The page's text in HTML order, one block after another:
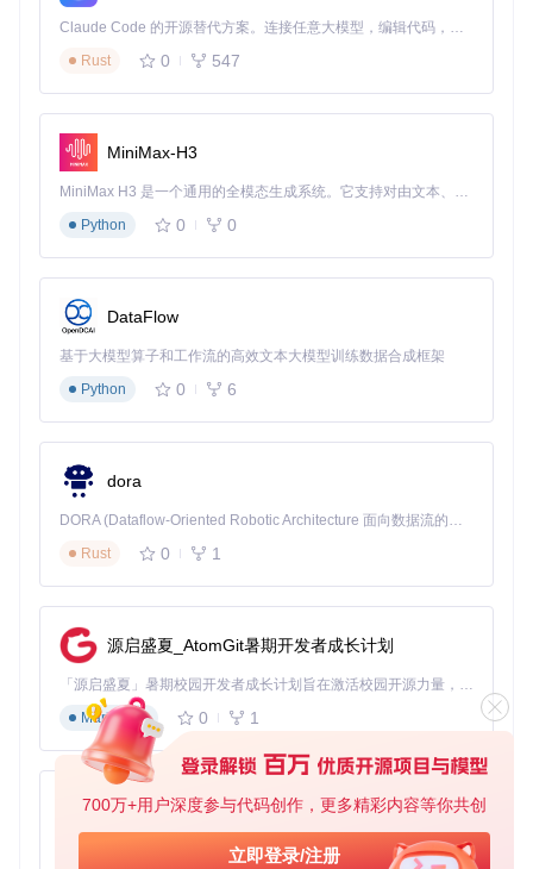
700万+用户深度参与代码创作，更多精彩内容等你共创
立即登录/注册
求添加时间戳和HMAC签名参数，防止请求被篡改或重放。对
API响应中的敏感字段实施自动脱敏处理，仅保留必要业务数
据。
安全实践清单：
✅ 为所有文件上传功能添加哈希验证
✅ 实现API请求签名与验证机制
✅ 配置敏感数据自动脱敏规则
✅ 建立数据传输加密标准
2.3 模型安全治理框架
频率等限制的实时调整。建立模型调用基线，通过行为分析识
别异常请求模式并自动拦截。
✅ 开发模型安全评级标准
✅ 部署动态限流系统
✅ 建立异常请求检测规则
✅ 实施模型访问审计机制
2.4 供应链安全防护策略
实施依赖版本锁定，在 requirements.txt
查已知漏洞。建立第三方组件准入评估流程，对新增依赖进行
安全审查。
安全实践清单：
✅ 锁定依赖包版本号
✅ 配置每周依赖安全扫描
✅ 建立依赖更新审批流程
✅ 维护安全依赖白名单
三、实施路线：安全措施优先级矩阵
Claude Code 的开源替代方案。连接任意大模型，编辑代码，运行命令，自动验证 — 全自动执行。用 Rust 构建，极致性能。 ｜ An open-source alternative to Claude Code. Connect any LLM, edit code, run commands, and verify changes — autonomously. Built in Rust for speed. Get Started
Rust
0 547
MiniMax-H3
MiniMax H3 是一个通用的全模态生成系统。它支持对由文本、图像、视频和音频组成的多模态上下文进行统一理解，并能生成分辨率高达 2K、时长可达 15 秒的带原生立体声音频的视频。得益于面向任务泛化的系统设计，H3 在预训练阶段就已具备广泛的多模态上下文理解与生成能力，能够出色地执行复杂的多模态指令。
Python
0 0
DataFlow
基于大模型算子和工作流的高效文本大模型训练数据合成框架
Python
0 6
dora
DORA (Dataflow-Oriented Robotic Architecture 面向数据流的机器人架构) 是为 AI 与具身智能机器人打造的高性能开发框架，以数据流范式重构开发逻辑，原生支持分布式部署与端边云协同 —— 无需复杂适配，即可实现一体端到端具身大小脑、VLA等模型部署，无缝衔接感知、推理、控制全链路，让 AI 能力与机器人动作深度融合。 依托 Rust 内核与零拷贝通信技术，它将具身大小脑、VLA等模型推理、多模态数据融合延迟压缩至微秒级，同时兼容 ROS2 生态与国产 AI 芯片，彻底降低具身智能机器人的开发门槛，让分布式部署下的 AI 赋能创新更高效、更灵活。
Rust
0 1
源启盛夏_AtomGit暑期开发者成长计划
「源启盛夏」暑期校园开发者成长计划旨在激活校园开源力量，通过积分激励、认证扶持、资源倾斜等形式，引导高校组织和开发者完成「入驻 — 建项目 — 做贡献 — 获认证 — 得资源」的完整闭环。无论你是想带领社团入驻平台的组织者，还是希望用代码贡献证明自己的开发者，都能在这里找到属于你的成长路径。
Markdown
0 1
py-xiaozhi
基于Python的Xiaozhi AI，适用于想要完整Xiaozhi体验而无需拥有专用硬件的用户。